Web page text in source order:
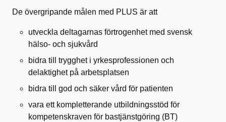
De övergripande målen med PLUS är att
utveckla deltagarnas förtrogenhet med svensk
hälso- och sjukvård
bidra till trygghet i yrkesprofessionen och
delaktighet på arbetsplatsen
bidra till god och säker vård för patienten
vara ett kompletterande utbildningsstöd för
kompetenskraven för bastjänstgöring (BT)